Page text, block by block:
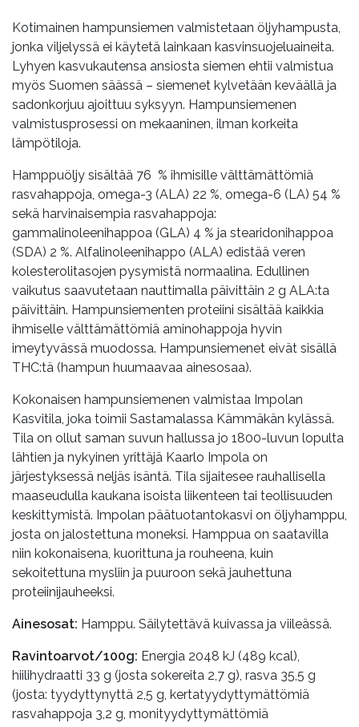
Kotimainen hampunsiemen valmistetaan öljyhampusta,
jonka viljelyssä ei käytetä lainkaan kasvinsuojeluaineita.
Lyhyen kasvukautensa ansiosta siemen ehtii valmistua
myös Suomen säässä – siemenet kylvetään keväällä ja
sadonkorjuu ajoittuu syksyyn. Hampunsiemenen
valmistusprosessi on mekaaninen, ilman korkeita
lämpötiloja.
Hamppuöljy sisältää 76 % ihmisille välttämättömiä
rasvahappoja, omega-3 (ALA) 22 %, omega-6 (LA) 54 %
sekä harvinaisempia rasvahappoja:
gammalinoleenihappoa (GLA) 4 % ja stearidonihappoa
(SDA) 2 %. Alfalinoleenihappo (ALA) edistää veren
kolesterolitasojen pysymistä normaalina. Edullinen
vaikutus saavutetaan nauttimalla päivittäin 2 g ALA:ta
päivittäin. Hampunsiementen proteiini sisältää kaikkia
ihmiselle välttämättömiä aminohappoja hyvin
imeytyvässä muodossa. Hampunsiemenet eivät sisällä
THC:tä (hampun huumaavaa ainesosaa).
Kokonaisen hampunsiemenen valmistaa Impolan
Kasvitila, joka toimii Sastamalassa Kämmäkän kylässä.
Tila on ollut saman suvun hallussa jo 1800-luvun lopulta
lähtien ja nykyinen yrittäjä Kaarlo Impola on
järjestyksessä neljäs isäntä. Tila sijaitesee rauhallisella
maaseudulla kaukana isoista liikenteen tai teollisuuden
keskittymistä. Impolan päätuotantokasvi on öljyhamppu,
josta on jalostettuna moneksi. Hamppua on saatavilla
niin kokonaisena, kuorittuna ja rouheena, kuin
sekoitettuna mysliin ja puuroon sekä jauhettuna
proteiinijauheeksi.
Ainesosat: Hamppu. Säilytettävä kuivassa ja viileässä.
Ravintoarvot/100g: Energia 2048 kJ (489 kcal),
hiilihydraatti 33 g (josta sokereita 2,7 g), rasva 35,5 g
(josta: tyydyttynyttä 2,5 g, kertatyydyttymättömiä
rasvahappoja 3,2 g, monityydyttymättömiä